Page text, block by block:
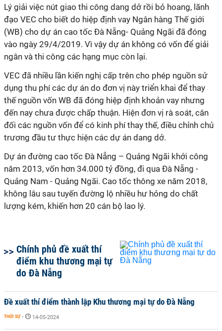
Lý giải việc nút giao thi công dang dở rồi bỏ hoang, lãnh
đạo VEC cho biết do hiệp định vay Ngân hàng Thế giới
(WB) cho dự án cao tốc Đà Nẵng- Quảng Ngãi đã đóng
vào ngày 29/4/2019. Vì vậy dự án không có vốn để giải
ngân và thi công các hạng mục còn lại.
VEC đã nhiều lần kiến nghị cấp trên cho phép nguồn sử
dụng thu phí các dự án do đơn vị này triển khai để thay
thế nguồn vốn WB đã đóng hiệp định khoản vay nhưng
đến nay chưa được chấp thuận. Hiện đơn vị rà soát, cân
đối các nguồn vốn để có kinh phí thay thế, điều chỉnh chủ
trương đầu tư thực hiện các dự án dang dở.
Dự án đường cao tốc Đà Nẵng – Quảng Ngãi khởi công
năm 2013, vốn hơn 34.000 tỷ đồng, đi qua Đà Nẵng -
Quảng Nam - Quảng Ngãi. Cao tốc thông xe năm 2018,
không lâu sau tuyến đường lộ nhiều hư hỏng do chất
lượng kém, khiến hơn 20 cán bộ lao lý.
Chính phủ đề xuất thí
điểm khu thương mại tự
do Đà Nẵng
Đề xuất thí điểm thành lập Khu thương mại tự do Đà Nẵng
THỜI SỰ - 14-05-2024